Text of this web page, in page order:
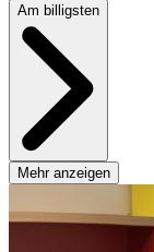
Am billigsten
Mehr anzeigen